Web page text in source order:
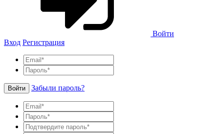
Войти
Вход Регистрация
Войти Забыли пароль?